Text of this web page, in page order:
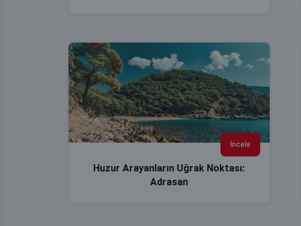
İncele
Huzur Arayanların Uğrak Noktası:
Adrasan